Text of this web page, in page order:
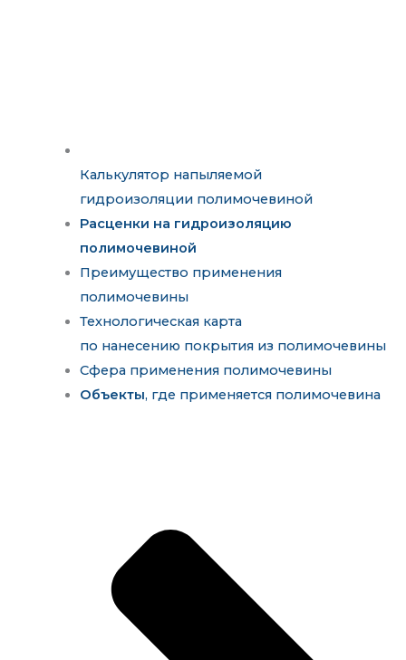
Калькулятор напыляемой
гидроизоляции полимочевиной
Расценки на гидроизоляцию
полимочевиной
Преимущество применения
полимочевины
Технологическая карта
по нанесению покрытия из полимочевины
Сфера применения полимочевины
Объекты, где применяется полимочевина